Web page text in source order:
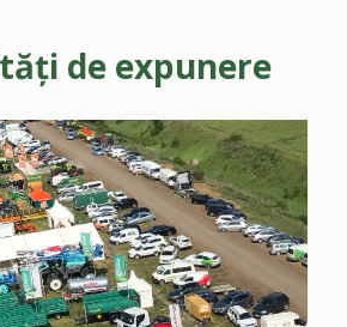
de expunere